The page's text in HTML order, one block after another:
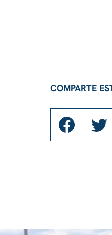
COMPARTE